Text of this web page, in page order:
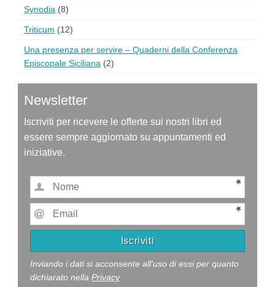
Synodia (8)
Triticum (12)
Una presenza per servire – Quaderni della Conferenza
Episcopale Siciliana (2)
Newsletter
Iscriviti per ricevere le offerte sui nostri libri ed
essere sempre aggiornato su appuntamenti ed
iniziative.
Inviando i dati si acconsente all'uso di essi per quanto
dichiarato nellaPrivacy